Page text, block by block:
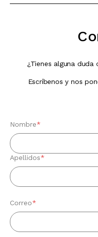
¿Tienes alguna duda
Escríbenos y nos
Nombre*
Apellidos*
Correo*